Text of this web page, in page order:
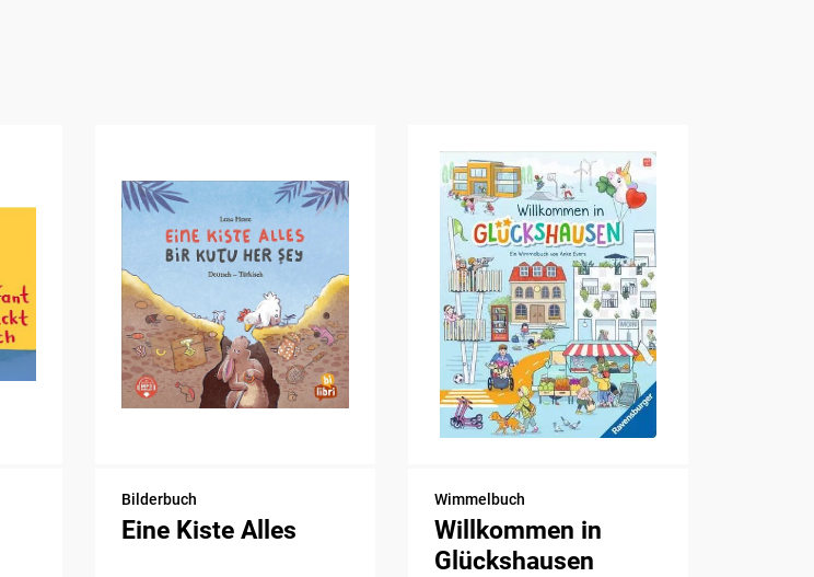
Bilderbuch
Eine Kiste Alles
Wimmelbuch
Willkommen in
Glückshausen